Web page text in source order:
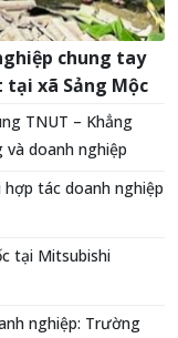
chung tay
xã Sảng Mộc
TNUT – Khẳng
doanh nghiệp
tác doanh nghiệp
tại Mitsubishi
nghiệp: Trường